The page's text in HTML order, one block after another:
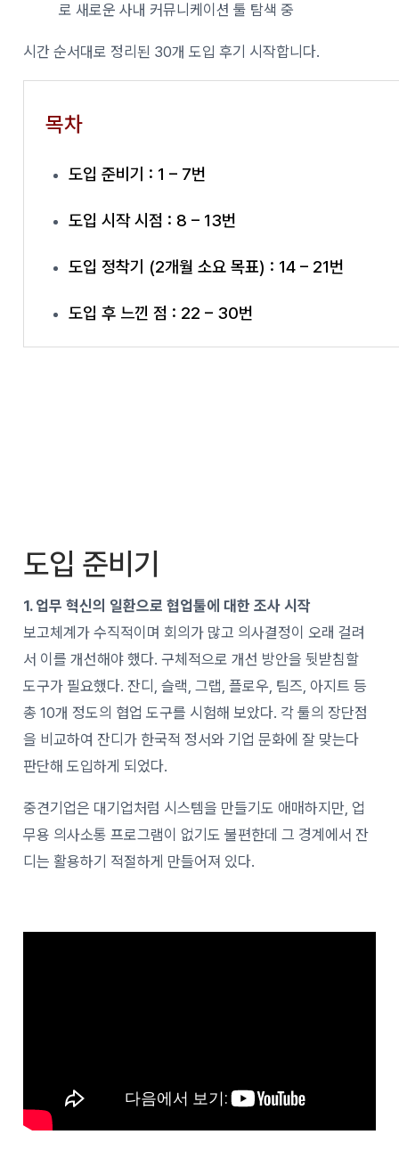
로 새로운 사내 커뮤니케이션 툴 탐색 중
시간 순서대로 정리된 30개 도입 후기 시작합니다.
목차
도입 준비기 : 1 – 7번
도입 시작 시점 : 8 – 13번
도입 정착기 (2개월 소요 목표) : 14 – 21번
도입 후 느낀 점 : 22 – 30번
도입 준비기
1. 업무 혁신의 일환으로 협업툴에 대한 조사 시작
보고체계가 수직적이며 회의가 많고 의사결정이 오래 걸려
서 이를 개선해야 했다. 구체적으로 개선 방안을 뒷받침할
도구가 필요했다. 잔디, 슬랙, 그랩, 플로우, 팀즈, 아지트 등
총 10개 정도의 협업 도구를 시험해 보았다. 각 툴의 장단점
을 비교하여 잔디가 한국적 정서와 기업 문화에 잘 맞는다
판단해 도입하게 되었다.
중견기업은 대기업처럼 시스템을 만들기도 애매하지만, 업
무용 의사소통 프로그램이 없기도 불편한데 그 경계에서 잔
디는 활용하기 적절하게 만들어져 있다.